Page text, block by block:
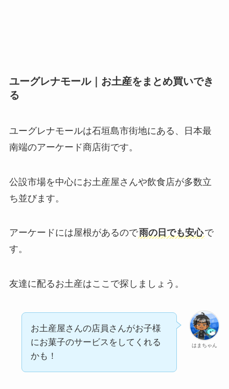
ユーグレナモール｜お土産をまとめ買いでき
る
ユーグレナモールは石垣島市街地にある、日本最
南端のアーケード商店街です。
公設市場を中心にお土産屋さんや飲食店が多数立
ち並びます。
アーケードには屋根があるので雨の日でも安心で
す。
友達に配るお土産はここで探しましょう。
はまちゃん
お土産屋さんの店員さんがお子様
にお菓子のサービスをしてくれる
かも！